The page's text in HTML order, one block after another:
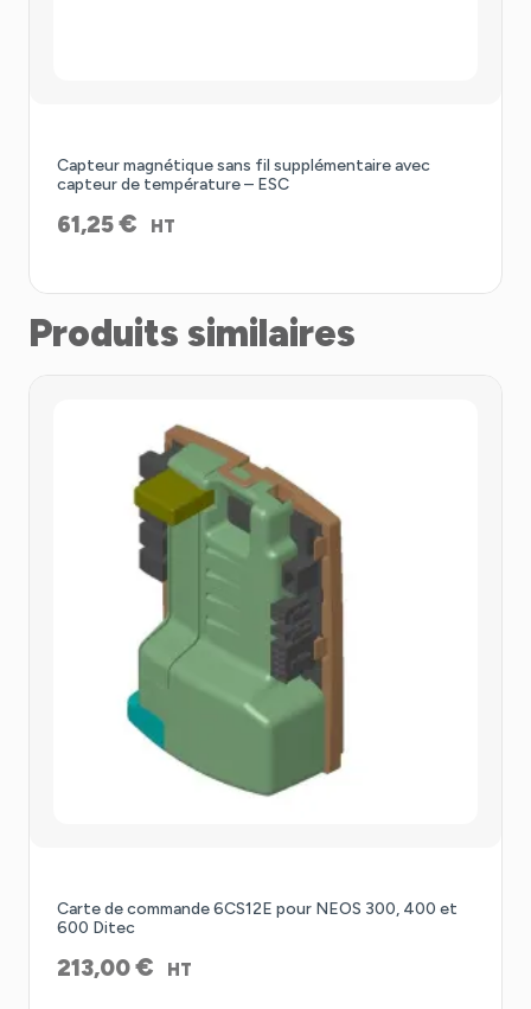
Capteur magnétique sans fil supplémentaire avec
capteur de température – ESC
61,25€ HT
Produits similaires
Carte de commande 6CS12E pour NEOS 300, 400 et
600 Ditec
213,00€ HT